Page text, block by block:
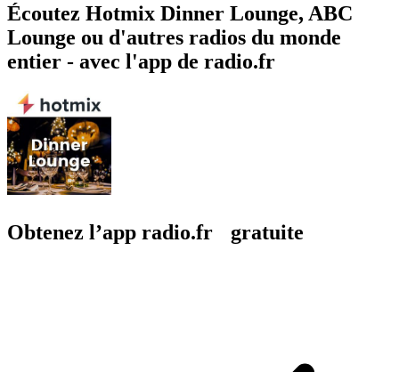
Écoutez Hotmix Dinner Lounge, ABC
Lounge ou d'autres radios du monde
entier - avec l'app de radio.fr
Obtenez l’app radio.fr gratuite